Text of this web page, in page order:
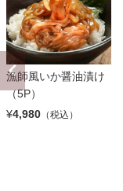
漁師風いか醤油漬け
（5P）
¥4,980 （税込）